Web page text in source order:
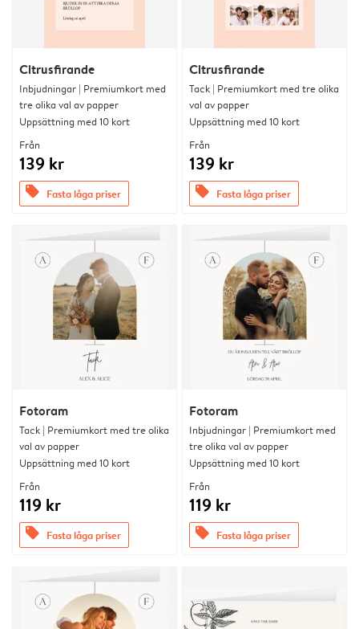
Citrusfirande
Inbjudningar | Premiumkort med
tre olika val av papper
Uppsättning med 10 kort
Från
139 kr
offers Fasta låga priser
Citrusfirande
Tack | Premiumkort med tre olika
val av papper
Uppsättning med 10 kort
Från
139 kr
offers Fasta låga priser
Fotoram
Tack | Premiumkort med tre olika
val av papper
Uppsättning med 10 kort
Från
119 kr
offers Fasta låga priser
Fotoram
Inbjudningar | Premiumkort med
tre olika val av papper
Uppsättning med 10 kort
Från
119 kr
offers Fasta låga priser